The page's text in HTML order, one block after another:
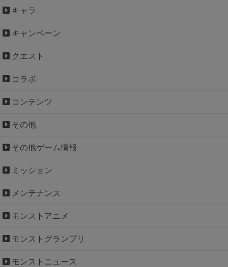
キャラ
キャンペーン
クエスト
コラボ
コンテンツ
その他
その他ゲーム情報
ミッション
メンテナンス
モンストアニメ
モンストグランプリ
モンストニュース